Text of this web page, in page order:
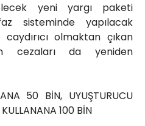
yeni yargı paketi
sisteminde yapılacak
olmaktan çıkan
cezaları da yeniden
50 BİN, UYUŞTURUCU
100 BİN